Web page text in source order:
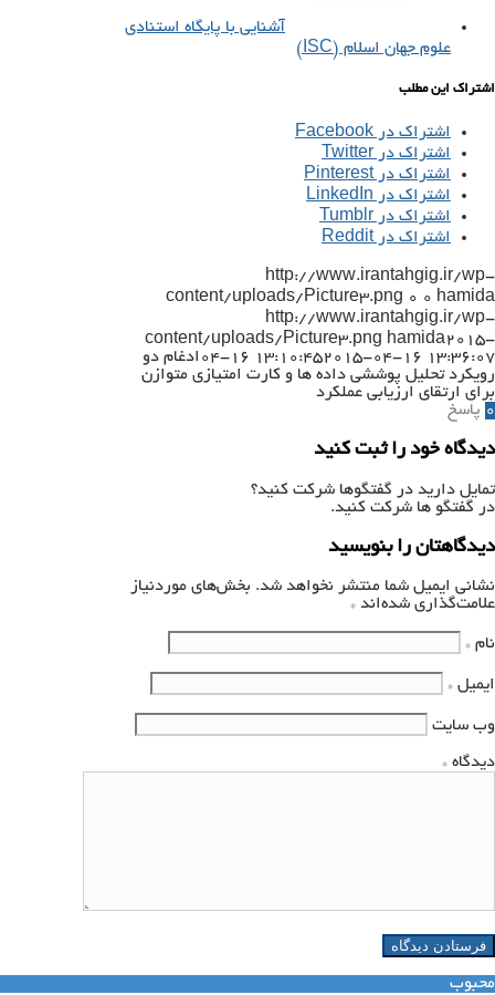
آشنایی با پایگاه استنادی
علوم جهان اسلام (ISC)
اشتراک این مطلب
اشتراک در Facebook
اشتراک در Twitter
اشتراک در Pinterest
اشتراک در LinkedIn
اشتراک در Tumblr
اشتراک در Reddit
http://www.irantahgig.ir/wp-
content/uploads/Picture3.png 0 0 hamida
http://www.irantahgig.ir/wp-
content/uploads/Picture3.png hamida2015-
04-16 13:10:452015-04-16 13:36:07
ادغام دو
رویکرد تحلیل پوششی داده ها و کارت امتیازی متوازن
برای ارتقای ارزیابی عملکرد
0 پاسخ
دیدگاه خود را ثبت کنید
تمایل دارید در گفتگوها شرکت کنید؟
در گفتگو ها شرکت کنید.
دیدگاهتان را بنویسید
نشانی ایمیل شما منتشر نخواهد شد. بخش‌های موردنیاز
علامت‌گذاری شده‌اند *
نام *
ایمیل *
وب‌ سایت
دیدگاه *
محبوب